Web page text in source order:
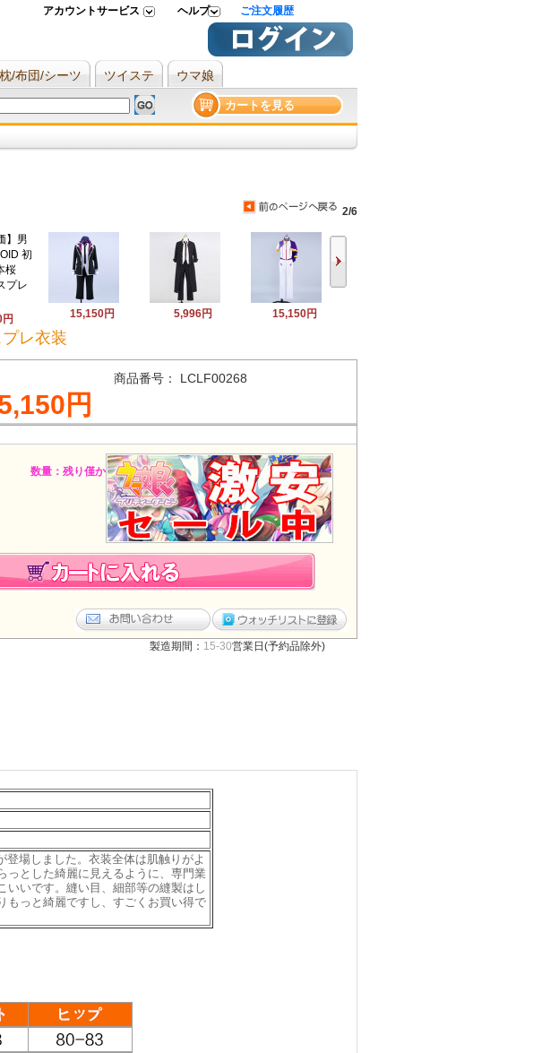
アカウントサービス ヘルプ ご注文履歴
/布団/シーツ ツイステ ウマ娘
カートを見る
2/6
15,150円 5,996円 15,150円
レ衣装
商品番号： LCLF00268
円
数量：残り僅か
製造期間： 15-30営業日(予約品除外)
場しました。衣装全体は肌触りがよ
っとした綺麗に見えるように、専門業
いいです。縫い目、細部等の縫製はし
もっと綺麗ですし、すごくお買い得で